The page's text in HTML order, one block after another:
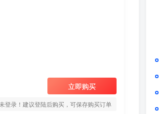
立即购买
登录！建议登陆后购买，可保存购买订单